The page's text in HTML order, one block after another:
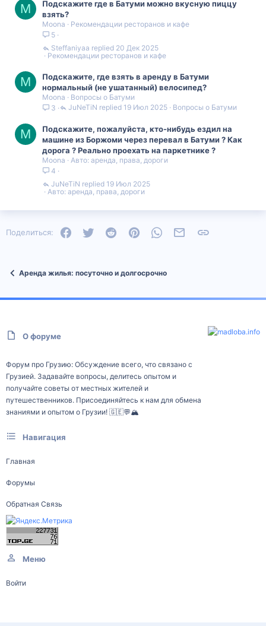
M
Подскажите где в Батуми можно вкусную пиццу
взять?
Moona
Рекомендации ресторанов и кафе
5
Рекомендации ресторанов и кафе
20 Дек 2025
Steffaniyaa
M
Подскажите, где взять в аренду в Батуми
нормальный (не ушатанный) велосипед?
Moona
Вопросы о Батуми
3
Вопросы о Батуми
19 Июл 2025
JuNeTiN
M
Подскажите, пожалуйста, кто-нибудь ездил на
машине из Боржоми через перевал в Батуми ? Как
дорога ? Реально проехать на паркетнике ?
Moona
Авто: аренда, права, дороги
4
Авто: аренда, права, дороги
19 Июл 2025
JuNeTiN
Поделиться: FacebookTwitter Reddit PinterestWhatsAppЭлектронная почта
Аренда жилья: посуточно и долгосрочно
О форуме
Форум про Грузию: Обсуждение всего, что связано с
Грузией. Задавайте вопросы, делитесь опытом и
получайте советы от местных жителей и
путешественников. Присоединяйтесь к нам для обмена
знаниями и опытом о Грузии! 🇬🇪💬🏔️
Навигация
Главная
Форумы
Обратная Связь
Меню
Войти